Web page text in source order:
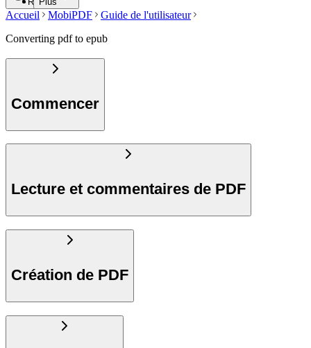
Accueil MobiPDF
Guide de l'utilisateur
Converting pdf to epub
Commencer
Lecture et commentaires de PDF
Création de PDF